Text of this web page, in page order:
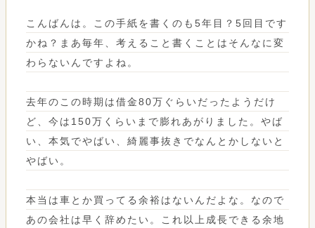
こんばんは。この手紙を書くのも5年目？5回目です
かね？まあ毎年、考えること書くことはそんなに変
わらないんですよね。
去年のこの時期は借金80万ぐらいだったようだけ
ど、今は150万くらいまで膨れあがりました。やば
い、本気でやばい、綺麗事抜きでなんとかしないと
やばい。
本当は車とか買ってる余裕はないんだよな。なので
あの会社は早く辞めたい。これ以上成長できる余地